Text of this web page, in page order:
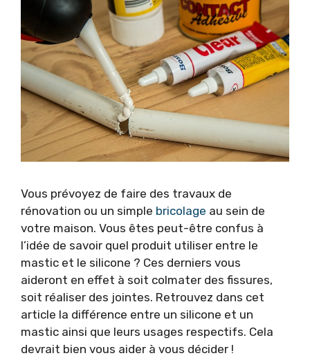
Vous prévoyez de faire des travaux de
rénovation ou un simple bricolage au sein de
votre maison. Vous êtes peut-être confus à
l’idée de savoir quel produit utiliser entre le
mastic et le silicone ? Ces derniers vous
aideront en effet à soit colmater des fissures,
soit réaliser des jointes. Retrouvez dans cet
article la différence entre un silicone et un
mastic ainsi que leurs usages respectifs. Cela
devrait bien vous aider à vous décider !